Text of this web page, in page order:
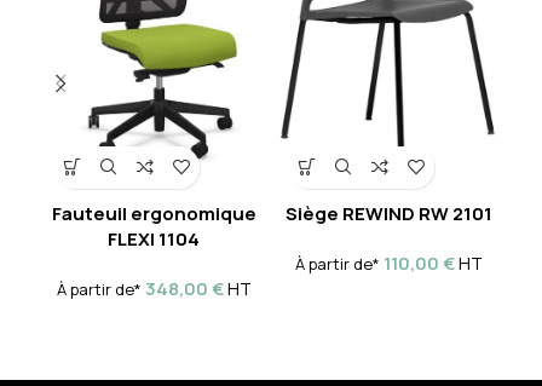
Fauteuil ergonomique
FLEXI 1104
À partir de* 348,00€HT
Siège REWIND RW 2101
À partir de* 110,00€HT